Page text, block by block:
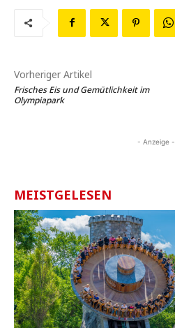
Vorheriger Artikel
Frisches Eis und Gemütlichkeit im
Olympiapark
- Anzeige -
MEISTGELESEN